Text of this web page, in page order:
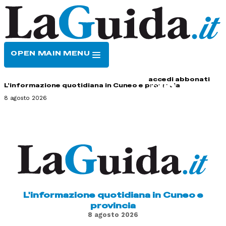
OPEN MAIN MENU
accedi abbonati
L'informazione quotidiana in Cuneo e provincia
8 agosto 2026
L'informazione quotidiana in Cuneo e
provincia
8 agosto 2026